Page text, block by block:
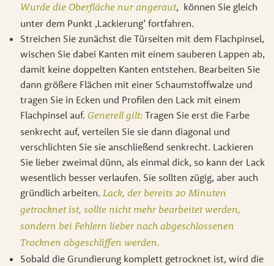
Wurde die Oberfläche nur angeraut, können Sie gleich
unter dem Punkt ‚Lackierung‘ fortfahren.
Streichen Sie zunächst die Türseiten mit dem Flachpinsel,
wischen Sie dabei Kanten mit einem sauberen Lappen ab,
damit keine doppelten Kanten entstehen. Bearbeiten Sie
dann größere Flächen mit einer Schaumstoffwalze und
tragen Sie in Ecken und Profilen den Lack mit einem
Flachpinsel auf. Generell gilt:Tragen Sie erst die Farbe
senkrecht auf, verteilen Sie sie dann diagonal und
verschlichten Sie sie anschließend senkrecht. Lackieren
Sie lieber zweimal dünn, als einmal dick, so kann der Lack
wesentlich besser verlaufen. Sie sollten zügig, aber auch
gründlich arbeiten. Lack, der bereits 20 Minuten
getrocknet ist, sollte nicht mehr bearbeitet werden,
sondern bei Fehlern lieber nach abgeschlossenen
Trocknen abgeschliffen werden.
Sobald die Grundierung komplett getrocknet ist, wird die